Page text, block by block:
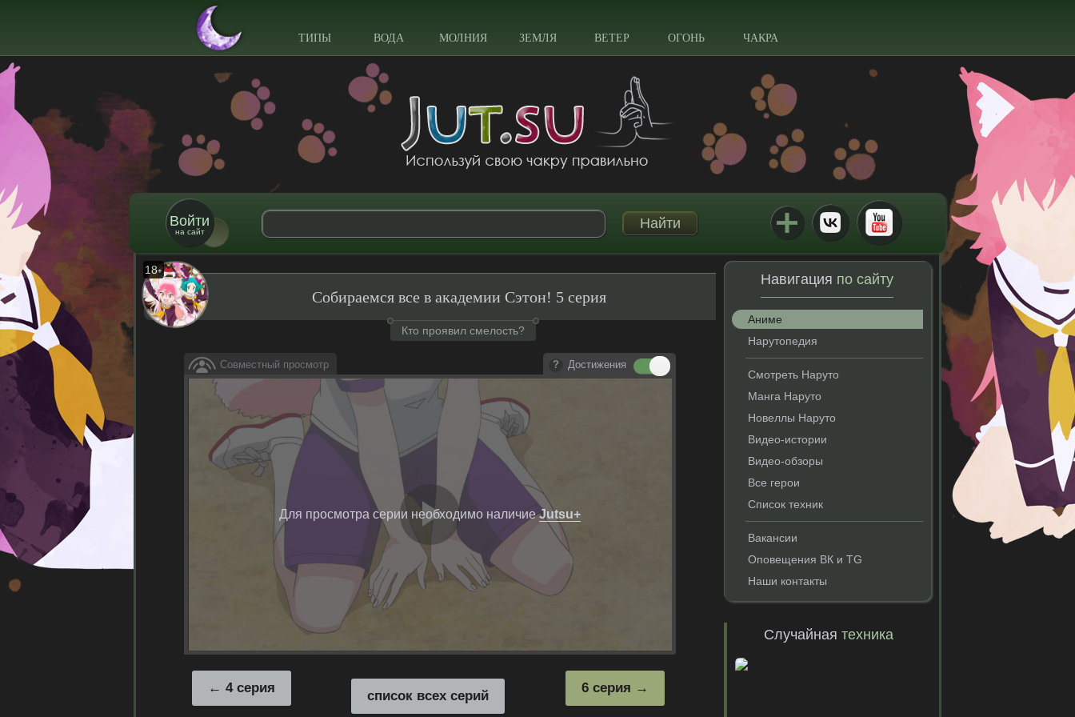
ТИПЫ ВОДА МОЛНИЯ ЗЕМЛЯ ВЕТЕР ОГОНЬ ЧАКРА
Войти
на сайт
18+
Собираемся все в академии Сэтон! 5 серия
Кто проявил смелость?
Совместный просмотр Достижения
Для просмотра серии необходимо наличиеJutsu+
Воспроизвести
видео
6 серия
4 серия
список всех серий
Навигация по сайту
Аниме
Нарутопедия
Смотреть Наруто
Манга Наруто
Новеллы Наруто
Видео-истории
Видео-обзоры
Все герои
Список техник
Вакансии
Оповещения ВК и TG
Наши контакты
Случайнаятехника